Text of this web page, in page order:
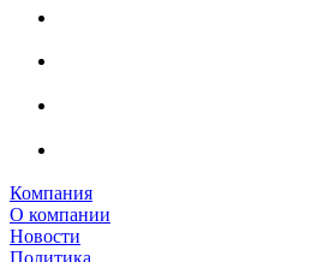
Компания
О компании
Новости